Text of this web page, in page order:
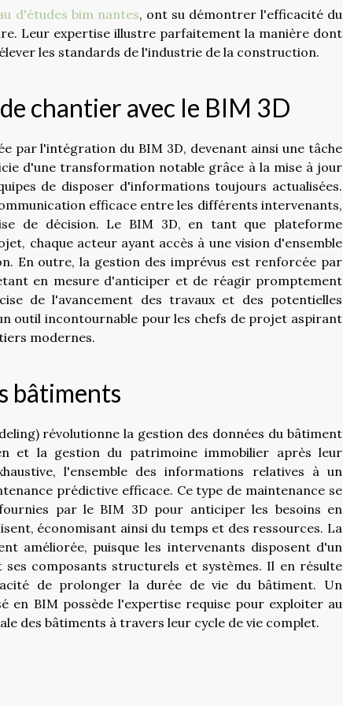
d'études bim nantes, ont su démontrer l'efficacité du
Leur expertise illustre parfaitement la manière dont
les standards de l'industrie de la construction.
chantier avec le BIM 3D
par l'intégration du BIM 3D, devenant ainsi une tâche
d'une transformation notable grâce à la mise à jour
de disposer d'informations toujours actualisées.
efficace entre les différents intervenants,
de décision. Le BIM 3D, en tant que plateforme
chaque acteur ayant accès à une vision d'ensemble
En outre, la gestion des imprévus est renforcée par
en mesure d'anticiper et de réagir promptement
de l'avancement des travaux et des potentielles
outil incontournable pour les chefs de projet aspirant
modernes.
bâtiments
révolutionne la gestion des données du bâtiment
et la gestion du patrimoine immobilier après leur
l'ensemble des informations relatives à un
prédictive efficace. Ce type de maintenance se
par le BIM 3D pour anticiper les besoins en
économisant ainsi du temps et des ressources. La
améliorée, puisque les intervenants disposent d'un
composants structurels et systèmes. Il en résulte
de prolonger la durée de vie du bâtiment. Un
en BIM possède l'expertise requise pour exploiter au
des bâtiments à travers leur cycle de vie complet.